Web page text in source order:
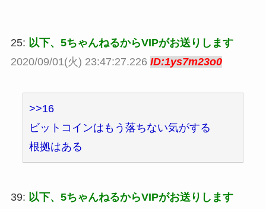
25: 以下、5ちゃんねるからVIPがお送りします
2020/09/01(火) 23:47:27.226 ID:1ys7m23o0
>>16
ビットコインはもう落ちない気がする
根拠はある
39: 以下、5ちゃんねるからVIPがお送りします